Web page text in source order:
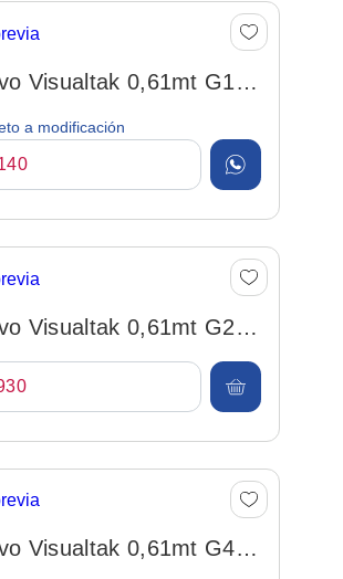
Visualtak 0,61mt G11
a modificación
Visualtak 0,61mt G23
Metro
Visualtak 0,61mt G418